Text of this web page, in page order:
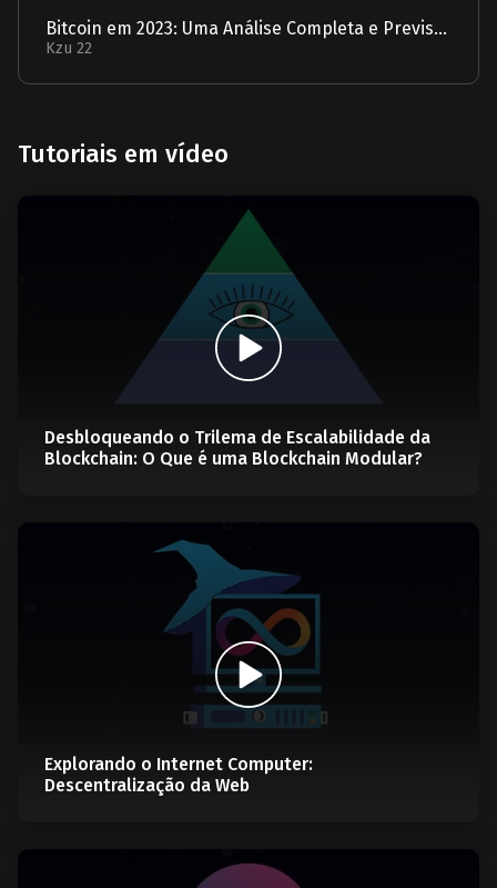
Bitcoin em 2023: Uma Análise Completa e Previsão para 2024
Kzu 22
Tutoriais em vídeo
Desbloqueando o Trilema de Escalabilidade da
Blockchain: O Que é uma Blockchain Modular?
Explorando o Internet Computer:
Descentralização da Web